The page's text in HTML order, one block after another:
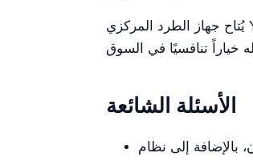
يُتاح جهاز الطرد المركزي YR0137-2 / YR0137-3 بسعر يتراوح بين 2,700 دولار أمريكي و3,020 دولار أمريكي، حسب التكوينات والموردين. يعكس هذا
الأسئلة الشائعة
بالإضافة إلى نظام